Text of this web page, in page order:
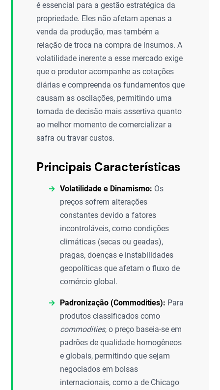
é essencial para a gestão estratégica da
propriedade. Eles não afetam apenas a
venda da produção, mas também a
relação de troca na compra de insumos. A
volatilidade inerente a esse mercado exige
que o produtor acompanhe as cotações
diárias e compreenda os fundamentos que
causam as oscilações, permitindo uma
tomada de decisão mais assertiva quanto
ao melhor momento de comercializar a
safra ou travar custos.
Principais Características
Volatilidade e Dinamismo: Os
preços sofrem alterações
constantes devido a fatores
incontroláveis, como condições
climáticas (secas ou geadas),
pragas, doenças e instabilidades
geopolíticas que afetam o fluxo de
comércio global.
Padronização (Commodities): Para
produtos classificados como
commodities, o preço baseia-se em
padrões de qualidade homogêneos
e globais, permitindo que sejam
negociados em bolsas
internacionais, como a de Chicago